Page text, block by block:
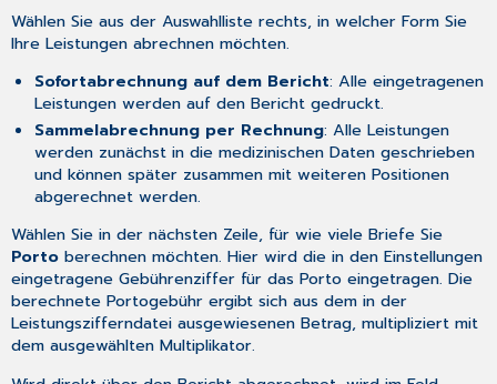
Wählen Sie aus der Auswahlliste rechts, in welcher Form Sie
Ihre Leistungen abrechnen möchten.
Sofortabrechnung auf dem Bericht: Alle eingetragenen
Leistungen werden auf den Bericht gedruckt.
Sammelabrechnung per Rechnung: Alle Leistungen
werden zunächst in die medizinischen Daten geschrieben
und können später zusammen mit weiteren Positionen
abgerechnet werden.
Wählen Sie in der nächsten Zeile, für wie viele Briefe Sie
Porto berechnen möchten. Hier wird die in denEinstellungen
eingetragene Gebührenziffer für das Porto eingetragen. Die
berechnete Portogebühr ergibt sich aus dem in der
Leistungszifferndatei ausgewiesenen Betrag, multipliziert mit
dem ausgewählten Multiplikator.